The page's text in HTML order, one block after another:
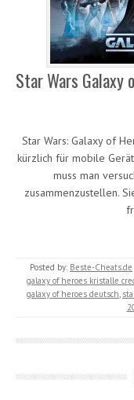
Star Wars Galaxy
Star Wars: Galaxy of
kürzlich für mobile
muss man
zusammenzustellen.
Posted by: Beste-Cheats.de
galaxy of heroes kristalle
galaxy of heroes deutsch